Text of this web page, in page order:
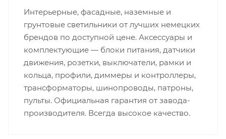
Интерьерные, фасадные, наземные и
грунтовые светильники от лучших немецких
брендов по доступной цене. Аксессуары и
комплектующие — блоки питания, датчики
движения, розетки, выключатели, рамки и
кольца, профили, диммеры и контроллеры,
трансформаторы, шинопроводы, патроны,
пульты. Официальная гарантия от завода-
производителя. Всегда высокое качество.